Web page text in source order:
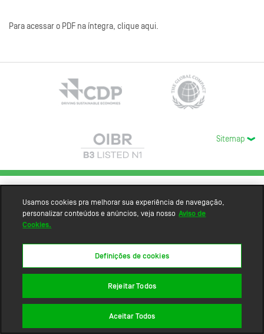
Para acessar o PDF na íntegra, clique aqui.
Sitemap
Usamos cookies pra melhorar sua experiência de navegação,
personalizar conteúdos e anúncios, veja nosso Aviso de
Cookies.
Definições de cookies
Rejeitar Todos
Aceitar Todos